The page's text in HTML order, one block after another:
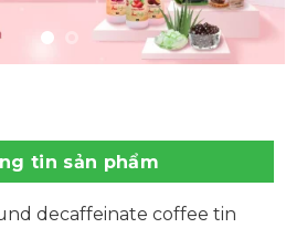
tin sản phẩm
decaffeinate coffee tin